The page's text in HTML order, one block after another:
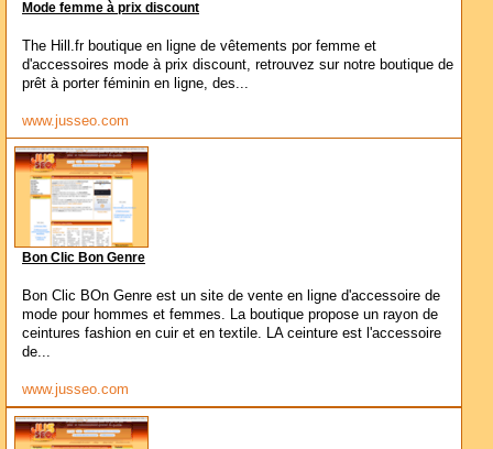
Mode femme à prix discount
The Hill.fr boutique en ligne de vêtements por femme et
d'accessoires mode à prix discount, retrouvez sur notre boutique de
prêt à porter féminin en ligne, des...
www.jusseo.com
Bon Clic Bon Genre
Bon Clic BOn Genre est un site de vente en ligne d'accessoire de
mode pour hommes et femmes. La boutique propose un rayon de
ceintures fashion en cuir et en textile. LA ceinture est l'accessoire
de...
www.jusseo.com